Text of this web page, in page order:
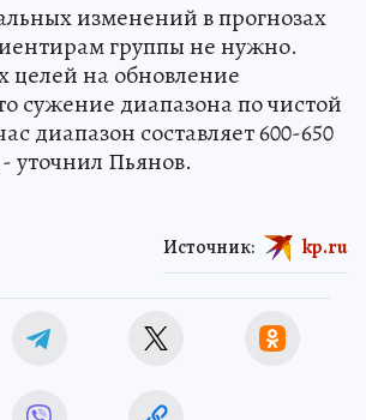
изменений в прогнозах
группы не нужно.
на обновление
сужение диапазона по чистой
диапазон составляет 600-650
уточнил Пьянов.
Источник: kp.ru